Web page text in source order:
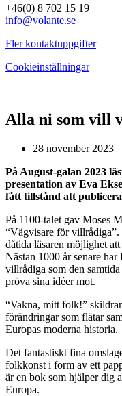
+46(0) 8 702 15 19
info@volante.se
Fler kontaktuppgifter
Cookieinställningar
Alla ni som vill
28 november 2023
På August-galan 2023
presentation av Eva
fått tillstånd att
På 1100-talet gav Moses
“Vägvisare för
dåtida läsaren möjlighet
Nästan 1000 år senare
villrådiga som den
pröva sina idéer mot.
“Vakna, mitt folk!”
förändringar som flätar
Europas moderna historia.
Det fantastiskt fina
folkkonst i form av ett
är en bok som hjälper dig
Europa.